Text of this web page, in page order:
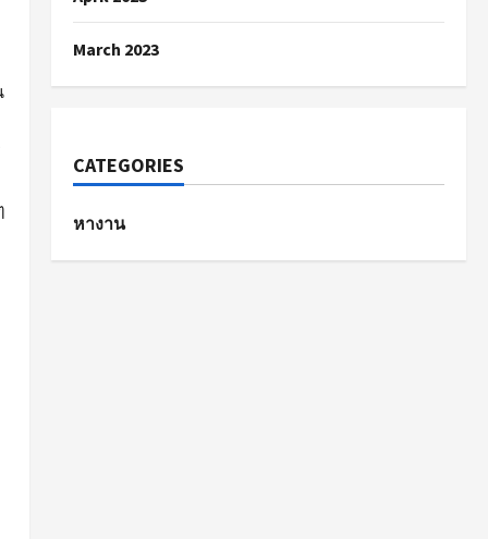
March 2023
CATEGORIES
หางาน